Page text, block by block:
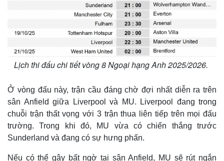
Lịch thi đấu chi tiết vòng 8 Ngoại hạng Anh 2025/2026.
Ở vòng đấu này, trận cầu đáng chờ đợi nhất diễn ra trên
sân Anfield giữa Liverpool và MU. Liverpool đang trong
chuỗi trận thất vọng với 3 trận thua liên tiếp trên mọi đấu
trường. Trong khi đó, MU vừa có chiến thắng trước
Sunderland và đang có sự hưng phấn.
Nếu có thể gây bất ngờ tại sân Anfield, MU sẽ rút ngắn